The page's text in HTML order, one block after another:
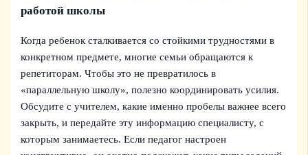
работой школы
Когда ребенок сталкивается со стойкими трудностями в
конкретном предмете, многие семьи обращаются к
репетиторам. Чтобы это не превратилось в
«параллельную школу», полезно координировать усилия.
Обсудите с учителем, какие именно пробелы важнее всего
закрыть, и передайте эту информацию специалисту, с
которым занимаетесь. Если педагог настроен